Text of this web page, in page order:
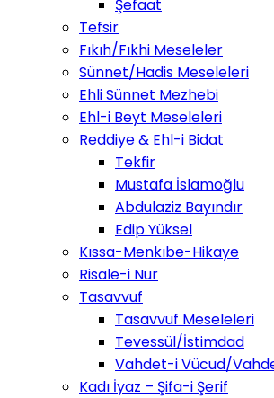
Şefaat
Tefsir
Fıkıh/Fıkhi Meseleler
Sünnet/Hadis Meseleleri
Ehli Sünnet Mezhebi
Ehl-i Beyt Meseleleri
Reddiye & Ehl-i Bidat
Tekfir
Mustafa İslamoğlu
Abdulaziz Bayındır
Edip Yüksel
Kıssa-Menkıbe-Hikaye
Risale-i Nur
Tasavvuf
Tasavvuf Meseleleri
Tevessül/İstimdad
Vahdet-i Vücud/
Kadı İyaz – Şifa-i Şerif